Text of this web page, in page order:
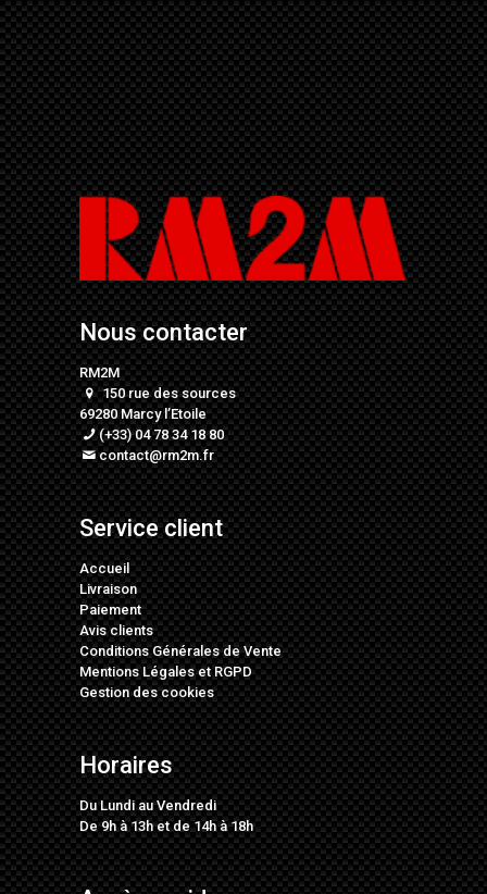
Nous contacter
RM2M
150 rue des sources
69280 Marcy l’Etoile
(+33) 04 78 34 18 80
contact@rm2m.fr
Service client
Accueil
Livraison
Paiement
Avis clients
Conditions Générales de Vente
Mentions LégalesetRGPD
Gestion des cookies
Horaires
Du Lundi au Vendredi
De 9h à 13h et de 14h à 18h